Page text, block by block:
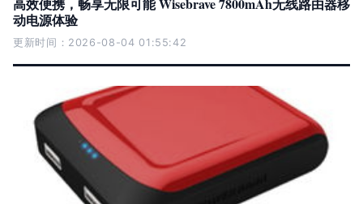
动电源体验
更新时间：2026-08-04 01:55:42